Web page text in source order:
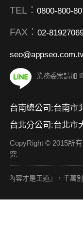
TEL： 0800-800-
FAX： 02-
業務委案請加
台南總公司:台南市
台北分公司:台北市
CopyRight © 2015所
究
是王道』，千萬別本